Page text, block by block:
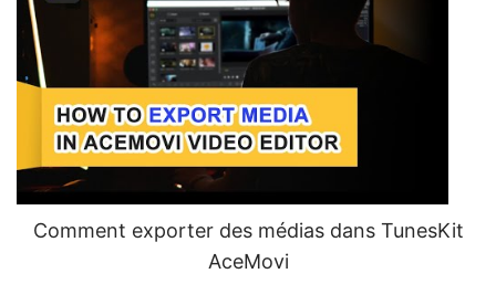
Comment exporter des médias dans TunesKit
AceMovi